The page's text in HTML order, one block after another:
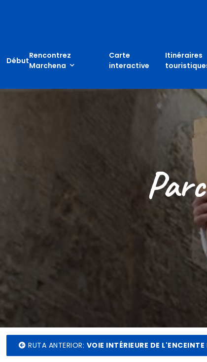
Début
Rencontrez
Marchena
Carte
interactive
Itinéraires
RUTA ANTERIOR: VOIE INTÉRIEURE DE L'ENCEINTE